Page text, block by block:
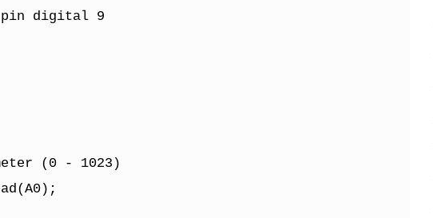
pin digital 9
(0 - 1023)